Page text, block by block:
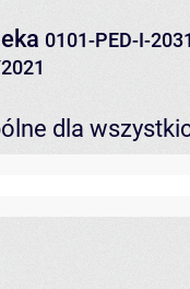
0101-PED-I-
dla